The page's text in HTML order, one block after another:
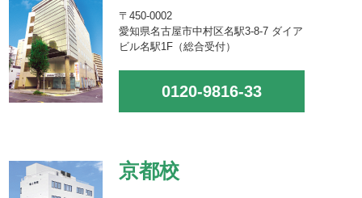
〒450-0002
愛知県名古屋市中村区名駅3-8-7 ダイア
ビル名駅1F（総合受付）
0120-9816-33
京都校